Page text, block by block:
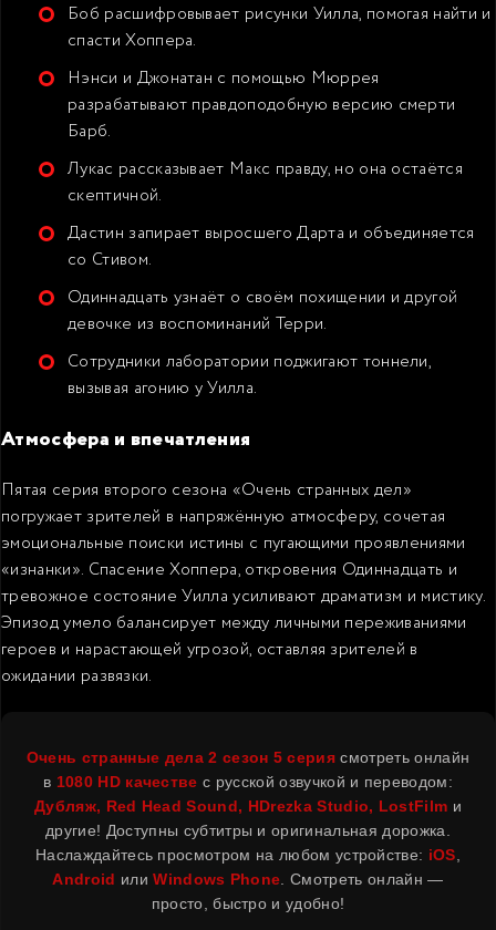
Боб расшифровывает рисунки Уилла, помогая найти и
спасти Хоппера.
Нэнси и Джонатан с помощью Мюррея
разрабатывают правдоподобную версию смерти
Барб.
Лукас рассказывает Макс правду, но она остаётся
скептичной.
Дастин запирает выросшего Дарта и объединяется
со Стивом.
Одиннадцать узнаёт о своём похищении и другой
девочке из воспоминаний Терри.
Сотрудники лаборатории поджигают тоннели,
вызывая агонию у Уилла.
Атмосфера и впечатления
Пятая серия второго сезона «Очень странных дел»
погружает зрителей в напряжённую атмосферу, сочетая
эмоциональные поиски истины с пугающими проявлениями
«изнанки». Спасение Хоппера, откровения Одиннадцать и
тревожное состояние Уилла усиливают драматизм и мистику.
Эпизод умело балансирует между личными переживаниями
героев и нарастающей угрозой, оставляя зрителей в
ожидании развязки.
Очень странные дела 2 сезон 5 серия смотреть онлайн
в 1080 HD качестве с русской озвучкой и переводом:
Дубляж, Red Head Sound, HDrezka Studio, LostFilm и
другие! Доступны субтитры и оригинальная дорожка.
Наслаждайтесь просмотром на любом устройстве: iOS
Android илиWindows Phone . Смотреть онлайн —
просто, быстро и удобно!